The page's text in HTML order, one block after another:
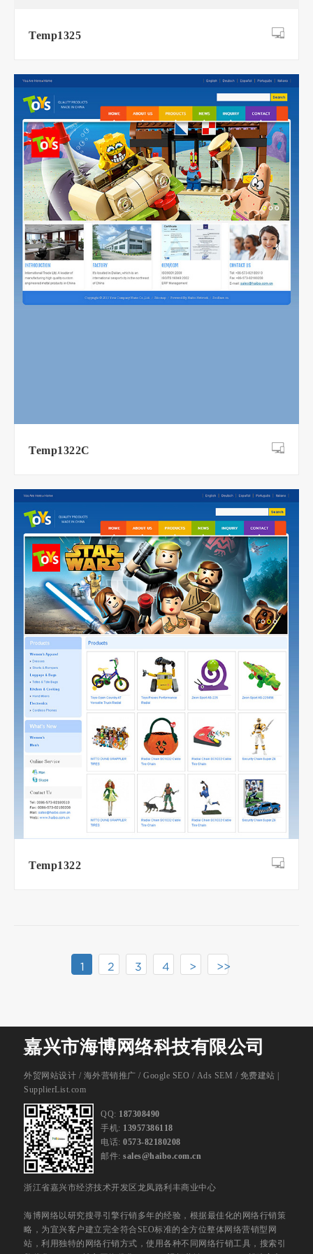
Temp1325
Temp1322C
Temp1322
1 2 3 4 > >>
嘉兴市海博网络科技有限公司
外贸网站设计 / 海外营销推广 / Google SEO / Ads SEM / 免费建站 |
SupplierList.com
QQ: 187308490
手机: 13957386118
电话: 0573-82180208
邮件: sales@haibo.com.cn
浙江省嘉兴市经济技术开发区龙凤路利丰商业中心
海博网络以研究搜寻引擎行销多年的经验，根据最佳化的网络行销策
略，为宜兴客户建立完全符合SEO标准的全方位整体网络营销型网
站，利用独特的网络行销方式，使用各种不同网络行销工具，搜索引